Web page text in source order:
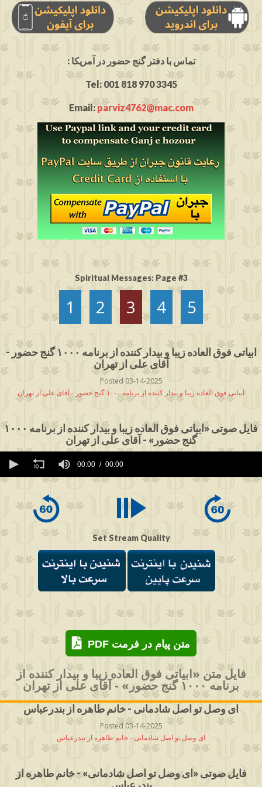
: تماس با دفتر گنج حضور در آمریکا
Tel: 001 818 970 3345
Email:parviz4762@mac.com
Spiritual Messages: Page #3
1 2 3 4 5
ابیاتی فوق العاده زیبا و بیدار کننده از برنامه ۱۰۰۰ گنج حضور -
آقای علی از تهران
Posted 03-14-2025
ابیاتی فوق العاده زیبا و بیدار کننده از برنامه ۱۰۰۰ گنج حضور - آقای علی از تهران
فایل صوتی «ابیاتی فوق العاده زیبا و بیدار کننده از برنامه ۱۰۰۰
گنج حضور» - آقای علی از تهران
seconds
0
00:00 00:00
Set Stream Quality
PDF متن پیام در فرمت
فایل متن «ابیاتی فوق العاده زیبا و بیدار کننده از
برنامه ۱۰۰۰ گنج حضور» - آقای علی از تهران
ای وصل تو اصل شادمانی - خانم طاهره از بندرعباس
Posted 03-14-2025
ای وصل تو اصل شادمانی - خانم طاهره از بندرعباس
فایل صوتی «ای وصل تو اصل شادمانی» - خانم طاهره از